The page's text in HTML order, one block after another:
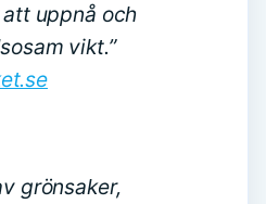
uppnå och
vikt.”
grönsaker,